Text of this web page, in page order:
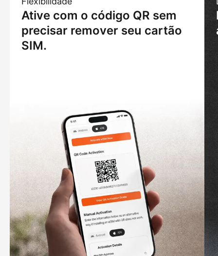
Ative com o código QR sem
precisar remover seu cartão
SIM.